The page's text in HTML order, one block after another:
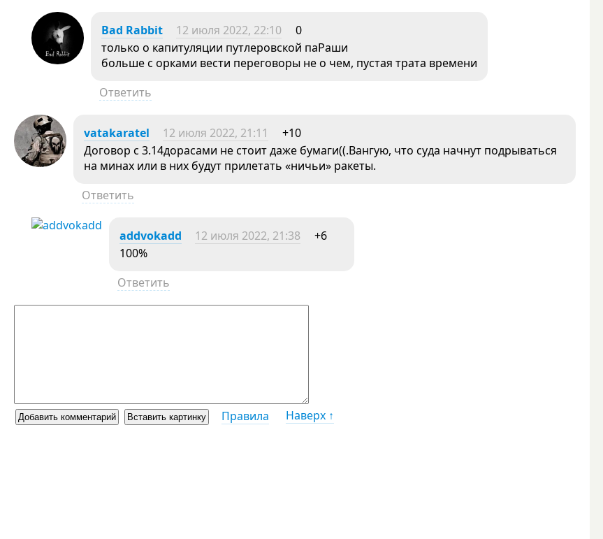
Bad Rabbit 12 июля 2022, 22:10
0
только о капитуляции путлеровской паРаши
больше с орками вести переговоры не о чем, пустая трата времени
Ответить
vatakaratel 12 июля 2022, 21:11
+10
Договор с 3.14дорасами не стоит даже бумаги((.Вангую, что суда начнут подрываться
на минах или в них будут прилетать «ничьи» ракеты.
Ответить
addvokadd 12 июля 2022, 21:38
+6
100%
Ответить
Правила Наверх ↑